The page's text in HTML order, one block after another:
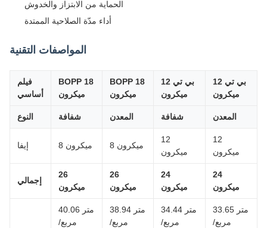
الحماية من الابتزاز والخدوش
أداء مدّة الصلاحية الممتدة
المواصفات التقنية
فيلم
أساسي
BOPP 18
ميكرون
BOPP 18
ميكرون
بي تي 12
ميكرون
بي تي 12
ميكرون
النوع شفافة المعدن شفافة المعدن
إيفا 8 ميكرون 8 ميكرون
12
ميكرون
12
ميكرون
إجمالي
26
ميكرون
26
ميكرون
24
ميكرون
24
ميكرون
40.06 متر
مربع/
38.94 متر
مربع/
34.44 متر
مربع/
33.65 متر
مربع/